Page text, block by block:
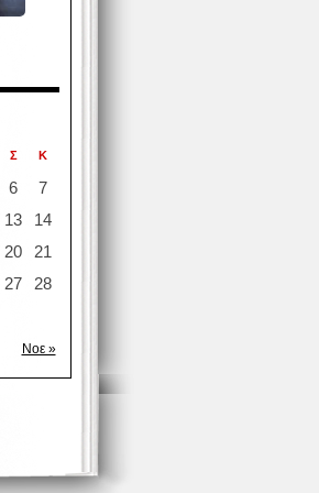
Σ Κ
Νοε »
6
7
13
14
20
21
27
28